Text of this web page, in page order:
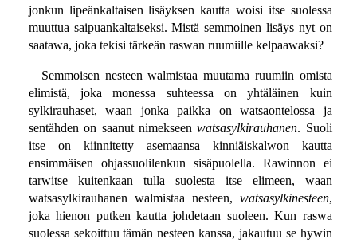
jonkun lipeänkaltaisen lisäyksen kautta woisi itse suolessa
muuttua saipuankaltaiseksi. Mistä semmoinen lisäys nyt on
saatawa, joka tekisi tärkeän raswan ruumiille kelpaawaksi?
Semmoisen nesteen walmistaa muutama ruumiin omista
elimistä, joka monessa suhteessa on yhtäläinen kuin
sylkirauhaset, waan jonka paikka on watsaontelossa ja
sentähden on saanut nimekseenwatsasylkirauhanen. Suoli
itse on kiinnitetty asemaansa kinniäiskalwon kautta
ensimmäisen ohjassuolilenkun sisäpuolella. Rawinnon ei
tarwitse kuitenkaan tulla suolesta itse elimeen, waan
watsasylkirauhanen walmistaa nesteen, watsasylkinesteen,
joka hienon putken kautta johdetaan suoleen. Kun raswa
suolessa sekoittuu tämän nesteen kanssa, jakautuu se hywin